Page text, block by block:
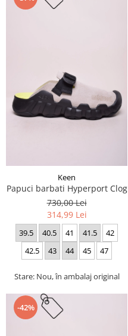
Keen
Papuci barbati Hyperport Clog
730,00 Lei
314,99 Lei
39.5 40.5 41 41.5
42
42.5
43 44 45 47
Stare: Nou, în ambalaj original
-42%